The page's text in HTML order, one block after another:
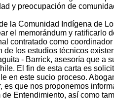
y preocupación de
la Comunidad Indígena de
el memorándum y ratificarlo
contratado como
los estudios técnicos
- Barrick, asesoría que a
El fin de esta carta es
en este sucio proceso.
es que nos proponemos
Entendimiento, así como